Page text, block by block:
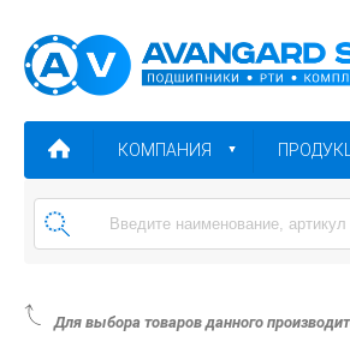
КОМПАНИЯ
Для выбора товаров данного